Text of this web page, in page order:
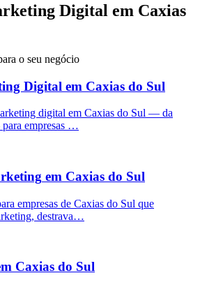
Digital em Caxias
o seu negócio
Digital em Caxias do Sul
digital em Caxias do Sul — da
empresas …
em Caxias do Sul
empresas de Caxias do Sul que
destrava…
Caxias do Sul